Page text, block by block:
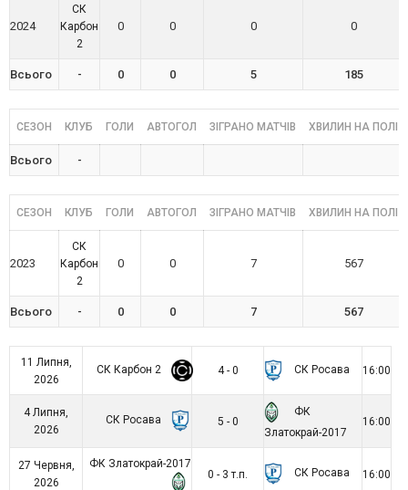
2024
СК
Карбон
2
0 0 0 0
Всього - 0 0 5 185
СЕЗОН КЛУБ ГОЛИ АВТОГОЛ ЗІГРАНО МАТЧІВ ХВИЛИН НА ПОЛІ
Всього -
СЕЗОН КЛУБ ГОЛИ АВТОГОЛ ЗІГРАНО МАТЧІВ ХВИЛИН НА ПОЛІ
2023
СК
Карбон
2
0 0 7 567
Всього - 0 0 7 567
11 Липня,
2026
СК Карбон 2 4 - 0 СК Росава 16:00
4 Липня,
2026
СК Росава 5 - 0
ФК
Златокрай-2017
16:00
27 Червня,
2026
ФК Златокрай-2017
0 - 3 т.п.
СК Росава 16:00